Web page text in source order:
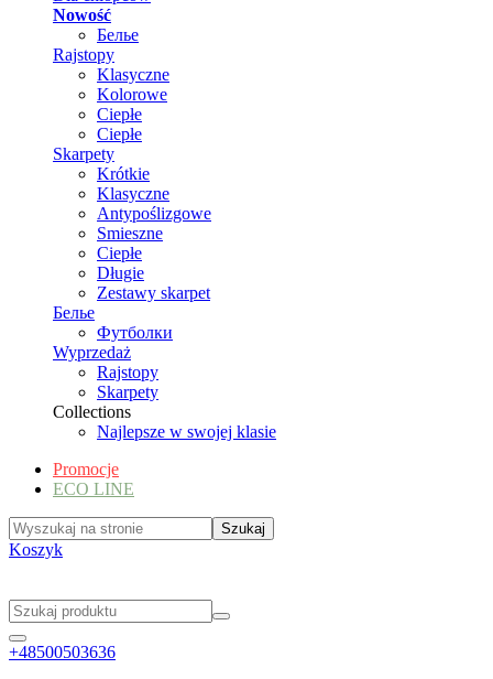
Nowość
Белье
Rajstopy
Klasyczne
Kolorowe
Ciepłe
Ciepłe
Skarpety
Krótkie
Klasyczne
Antypoślizgowe
Smieszne
Ciepłe
Długie
Zestawy skarpet
Белье
Футболки
Wyprzedaż
Rajstopy
Skarpety
Collections
Najlepsze w swojej klasie
Promocje
ECO LINE
Koszyk
+48500503636